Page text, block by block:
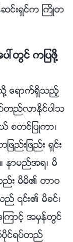
ဆင္းရွင္က ႀကိဳတ
ၚတြင္ ကျပဖို႔္
ေရာက္ရွိသည့္
ရပ္တည္လာႏိုင္ပါသ
တင္ျပဳကာ၊
ည္းျဖည္း ရွင္း
ာမည္အရ၊ မိ
ည္း မိမိ၏ တာဝ
ည္ ၎၏ မိခင္၊
ကာင့္ အမွန္တြင္
င္ရပ္တည္